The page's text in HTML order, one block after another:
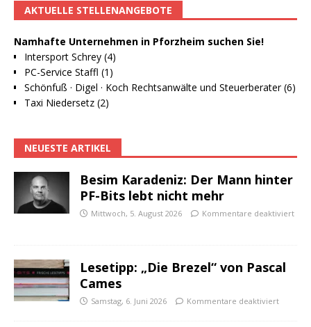
AKTUELLE STELLENANGEBOTE
Namhafte Unternehmen in Pforzheim suchen Sie!
Intersport Schrey (4)
PC-Service Staffl (1)
Schönfuß · Digel · Koch Rechtsanwälte und Steuerberater (6)
Taxi Niedersetz (2)
NEUESTE ARTIKEL
Besim Karadeniz: Der Mann hinter
PF-Bits lebt nicht mehr
Mittwoch, 5. August 2026 Kommentare deaktiviert
Lesetipp: „Die Brezel“ von Pascal
Cames
Samstag, 6. Juni 2026 Kommentare deaktiviert